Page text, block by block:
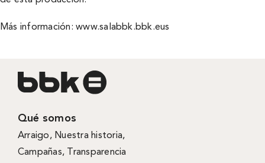
Más información:www.salabbk.bbk.eus
Qué somos
Arraigo, Nuestra historia,
Campañas, Transparencia